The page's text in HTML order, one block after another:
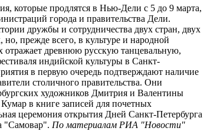
которые продлятся в Нью-Дели с 5 до 9 марта,
города и правительства Дели.
дружбы и сотрудничества двух стран, двух
прежде всего, в культуре и народной
отражает древнюю русскую танцевальную,
индийской культуры в Санкт-
в первую очередь подтверждают наличие
столичного правительства. Они
художников Дмитрия и Валентины
в книге записей для почетных
церемония открытия Дней Санкт-Петербурга
"Самовар". По материалам РИА "Новости"